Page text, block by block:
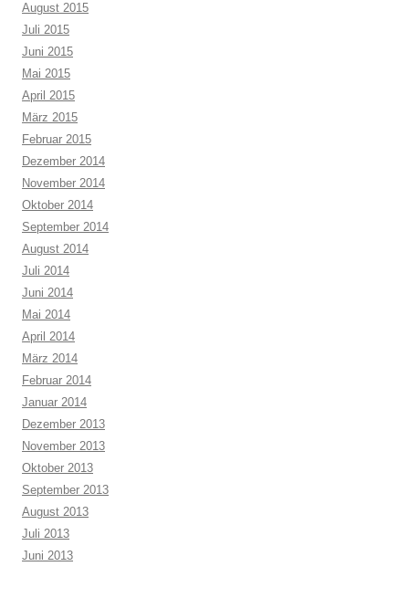
August 2015
Juli 2015
Juni 2015
Mai 2015
April 2015
März 2015
Februar 2015
Dezember 2014
November 2014
Oktober 2014
September 2014
August 2014
Juli 2014
Juni 2014
Mai 2014
April 2014
März 2014
Februar 2014
Januar 2014
Dezember 2013
November 2013
Oktober 2013
September 2013
August 2013
Juli 2013
Juni 2013